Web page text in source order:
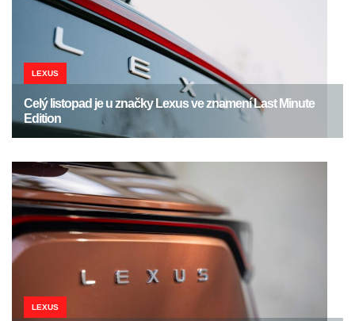
LEXUS
Celý listopad je u značky Lexus ve znamení Last Minute
Edition
LEXUS